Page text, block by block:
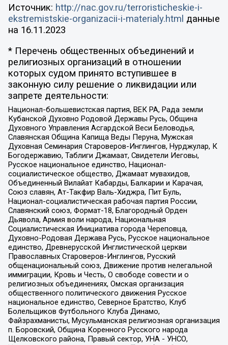
Источник: http://nac.gov.ru/terroristicheskie-i-
ekstremistskie-organizacii-i-materialy.html данные
на 16.11.2023
* Перечень общественных объединений и
религиозных организаций в отношении
которых судом принято вступившее в
законную силу решение о ликвидации или
запрете деятельности:
Национал-большевистская партия, ВЕК РА, Рада земли
Кубанской Духовно Родовой Державы Русь, Община
Духовного Управления Асгардской Веси Беловодья,
Славянская Община Капища Веды Перуна, Мужская
Духовная Семинария Староверов-Инглингов, Нурджулар, К
Богодержавию, Таблиги Джамаат, Свидетели Иеговы,
Русское национальное единство, Национал-
социалистическое общество, Джамаат мувахидов,
Объединенный Вилайат Кабарды, Балкарии и Карачая,
Союз славян, Ат-Такфир Валь-Хиджра, Пит Буль,
Национал-социалистическая рабочая партия России,
Славянский союз, Формат-18, Благородный Орден
Дьявола, Армия воли народа, Национальная
Социалистическая Инициатива города Череповца,
Духовно-Родовая Держава Русь, Русское национальное
единство, Древнерусской Инглистической церкви
Православных Староверов-Инглингов, Русский
общенациональный союз, Движение против нелегальной
иммиграции, Кровь и Честь, О свободе совести и о
религиозных объединениях, Омская организация
общественного политического движения Русское
национальное единство, Северное Братство, Клуб
Болельщиков Футбольного Клуба Динамо,
Файзрахманисты, Мусульманская религиозная организация
п. Боровский, Община Коренного Русского народа
Щелковского района, Правый сектор, УНА - УНСО,